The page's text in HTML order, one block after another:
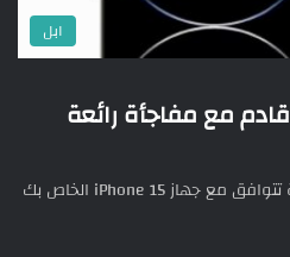
ابل
ايفون 15 – iPhone 15 قادم مع مفاجأة رائعة